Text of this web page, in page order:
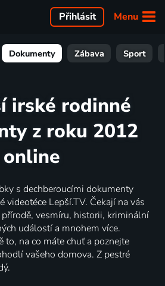
Menu
Přihlásit
Dokumenty Zábava Sport
irské rodinné
z roku 2012
online
s dechberoucími dokumenty
videotéce Lepší.TV. Čekají na vás
vesmíru, historii, kriminální
událostí a mnohem více.
to, na co máte chuť a poznejte
vašeho domova. Z pestré